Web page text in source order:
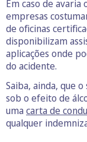
Em caso de
empresas
de oficinas
disponibilizam
aplicações onde
do acidente.
Saiba, ainda, que
sob o efeito de
uma carta de
qualquer